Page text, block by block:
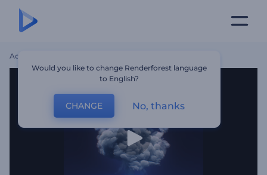
Accueil
Would you like to change Renderforest language
to English?
CHANGE No, thanks